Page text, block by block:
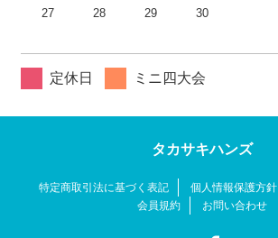
27 28 29 30
定休日 ミニ四大会
タカサキハンズ
特定商取引法に基づく表記 個人情報保護方針
会員規約
お問い合わせ